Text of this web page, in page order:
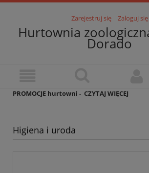
Zarejestruj się Zaloguj się
Hurtownia
Dorado
PROMOCJE hurtowni - CZYTAJ WIĘCEJ
Higiena i uroda